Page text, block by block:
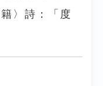
〉詩：「度